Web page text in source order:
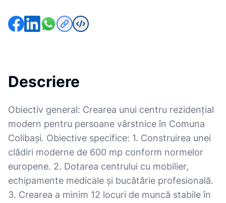
Descriere
Obiectiv general: Crearea unui centru rezidențial
modern pentru persoane vârstnice în Comuna
Colibași. Obiective specifice: 1. Construirea unei
clădiri moderne de 600 mp conform normelor
europene. 2. Dotarea centrului cu mobilier,
echipamente medicale și bucătărie profesională.
3. Crearea a minim 12 locuri de muncă stabile în